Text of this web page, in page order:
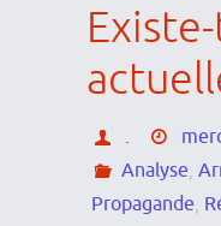
.
Analyse,
Propagande,